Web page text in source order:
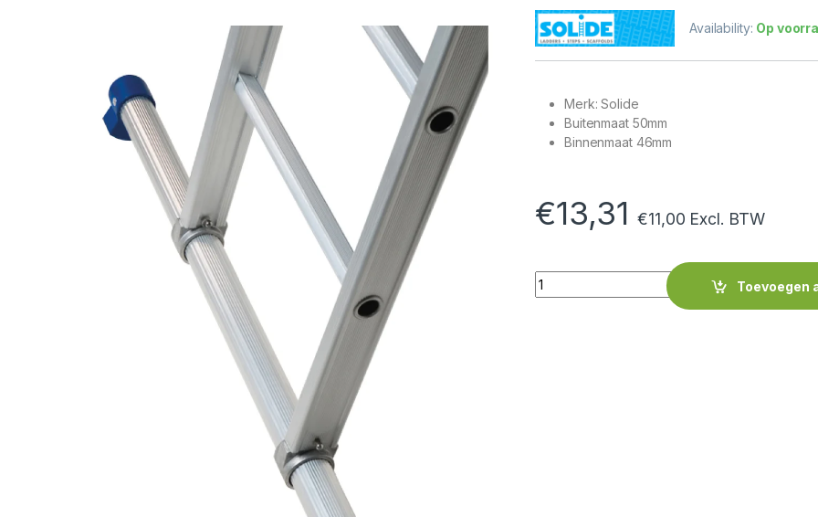
Availability: Op
Merk: Solide
Buitenmaat 50mm
Binnenmaat 46mm
€13,31 €11,00 Excl. BTW
Quantity
Toevoegen